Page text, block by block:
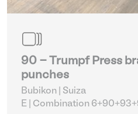
90 - Trumpf Press
punches
Bubikon | Suiza
E | Combination